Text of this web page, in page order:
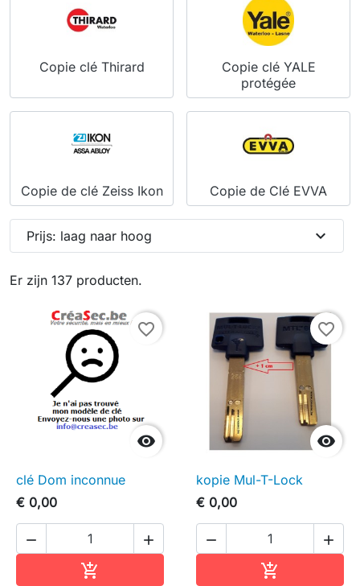
Copie clé Thirard
Copie clé YALE
protégée
Copie de clé Zeiss Ikon Copie de Clé EVVA
Er zijn 137 producten.
Prijs: laag naar hoog expand_more

favorite_border
clé Dom inconnue
€ 0,00
 


favorite_border
kopie Mul-T-Lock
€ 0,00
 
